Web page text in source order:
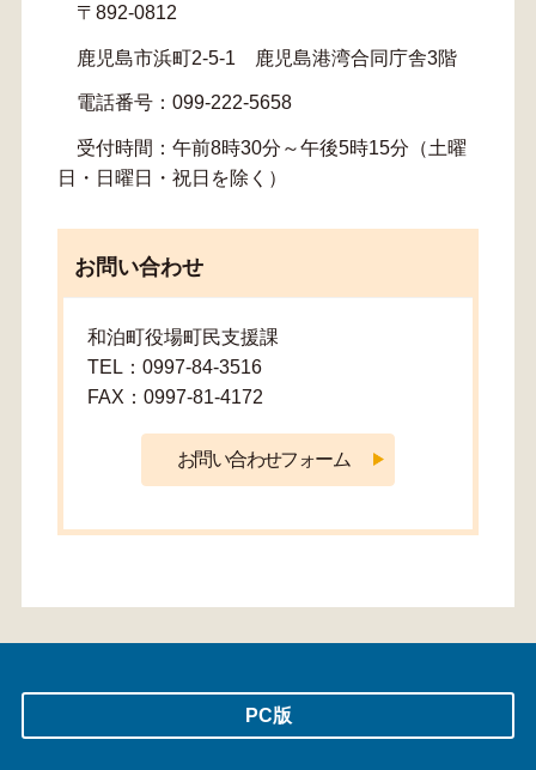
〒892-0812
鹿児島市浜町2-5-1 鹿児島港湾合同庁舎3階
電話番号：099-222-5658
受付時間：午前8時30分～午後5時15分（土曜
日・日曜日・祝日を除く）
お問い合わせ
和泊町役場町民支援課
TEL：0997-84-3516
FAX：0997-81-4172
PC版